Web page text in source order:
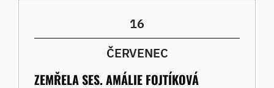
16
ČERVENEC
ZEMŘELA SES. AMÁLIE FOJTÍKOVÁ